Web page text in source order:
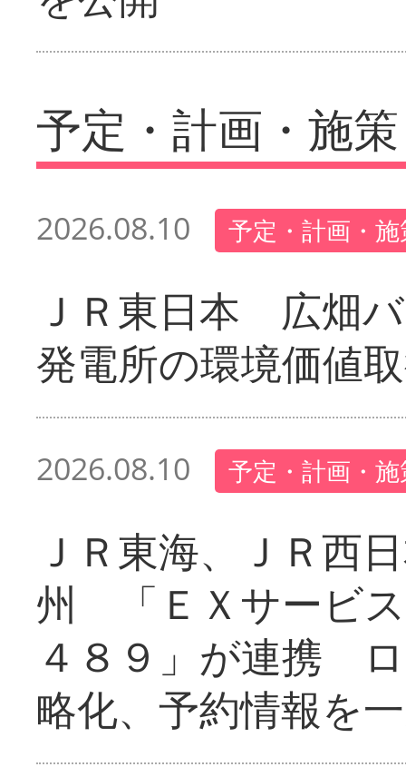
予定・計画・施策
2026.08.10 予定・計画・
ＪＲ東日本 広畑
発電所の環境価値
2026.08.10 予定・計画・
ＪＲ東海、ＪＲ西
州 「ＥＸサービ
４８９」が連携
略化、予約情報を